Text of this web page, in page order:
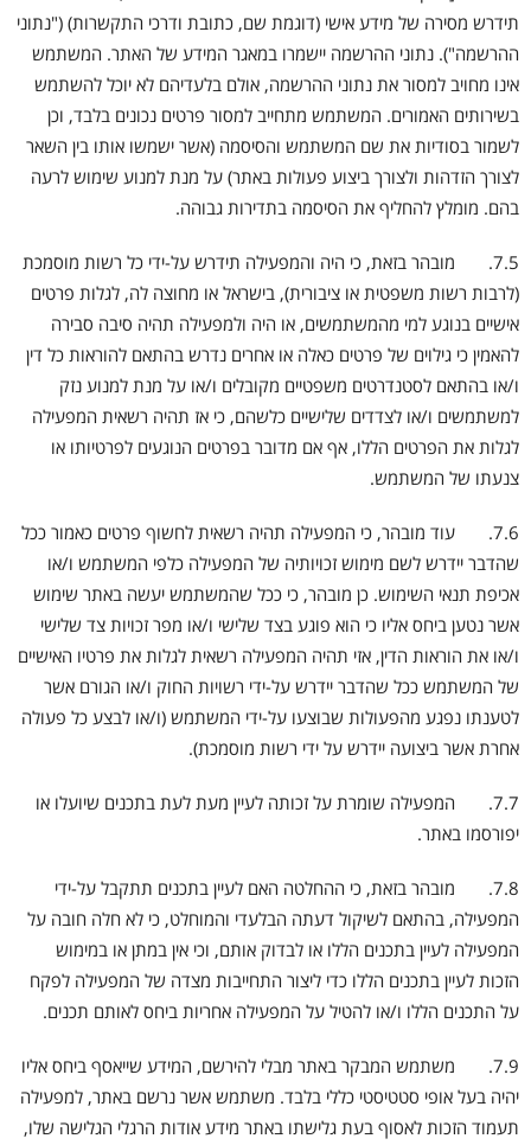
תידרש מסירה של מידע אישי (דוגמת שם, כתובת ודרכי התקשרות) ("נתוני
ההרשמה"). נתוני ההרשמה יישמרו במאגר המידע של האתר. המשתמש
אינו מחויב למסור את נתוני ההרשמה, אולם בלעדיהם לא יוכל להשתמש
בשירותים האמורים. המשתמש מתחייב למסור פרטים נכונים בלבד, וכן
לשמור בסודיות את שם המשתמש והסיסמה (אשר ישמשו אותו בין השאר
לצורך הזדהות ולצורך ביצוע פעולות באתר) על מנת למנוע שימוש לרעה
בהם. מומלץ להחליף את הסיסמה בתדירות גבוהה.
7.5. מובהר בזאת, כי היה והמפעילה תידרש על-ידי כל רשות מוסמכת
(לרבות רשות משפטית או ציבורית), בישראל או מחוצה לה, לגלות פרטים
אישיים בנוגע למי מהמשתמשים, או היה ולמפעילה תהיה סיבה סבירה
להאמין כי גילוים של פרטים כאלה או אחרים נדרש בהתאם להוראות כל דין
ו/או בהתאם לסטנדרטים משפטיים מקובלים ו/או על מנת למנוע נזק
למשתמשים ו/או לצדדים שלישיים כלשהם, כי אז תהיה רשאית המפעילה
לגלות את הפרטים הללו, אף אם מדובר בפרטים הנוגעים לפרטיותו או
צנעתו של המשתמש.
7.6. עוד מובהר, כי המפעילה תהיה רשאית לחשוף פרטים כאמור ככל
שהדבר יידרש לשם מימוש זכויותיה של המפעילה כלפי המשתמש ו/או
אכיפת תנאי השימוש. כן מובהר, כי ככל שהמשתמש יעשה באתר שימוש
אשר נטען ביחס אליו כי הוא פוגע בצד שלישי ו/או מפר זכויות צד שלישי
ו/או את הוראות הדין, אזי תהיה המפעילה רשאית לגלות את פרטיו האישיים
של המשתמש ככל שהדבר יידרש על-ידי רשויות החוק ו/או הגורם אשר
לטענתו נפגע מהפעולות שבוצעו על-ידי המשתמש (ו/או לבצע כל פעולה
אחרת אשר ביצועה יידרש על ידי רשות מוסמכת).
7.7. המפעילה שומרת על זכותה לעיין מעת לעת בתכנים שיועלו או
יפורסמו באתר.
7.8. מובהר בזאת, כי ההחלטה האם לעיין בתכנים תתקבל על-ידי
המפעילה, בהתאם לשיקול דעתה הבלעדי והמוחלט, כי לא חלה חובה על
המפעילה לעיין בתכנים הללו או לבדוק אותם, וכי אין במתן או במימוש
הזכות לעיין בתכנים הללו כדי ליצור התחייבות מצדה של המפעילה לפקח
על התכנים הללו ו/או להטיל על המפעילה אחריות ביחס לאותם תכנים.
7.9. משתמש המבקר באתר מבלי להירשם, המידע שייאסף ביחס אליו
יהיה בעל אופי סטטיסטי כללי בלבד. משתמש אשר נרשם באתר, למפעילה
תעמוד הזכות לאסוף בעת גלישתו באתר מידע אודות הרגלי הגלישה שלו,